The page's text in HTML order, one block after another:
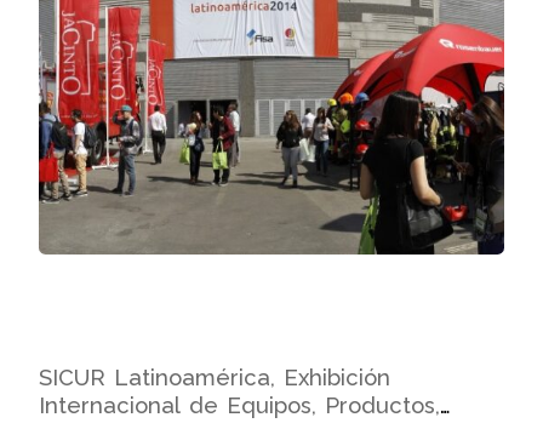
SICUR Latinoamérica, Exhibición
Internacional de Equipos, Productos,